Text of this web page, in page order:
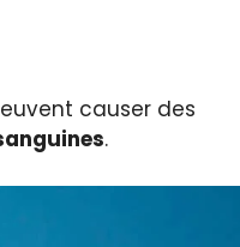
causer des
.